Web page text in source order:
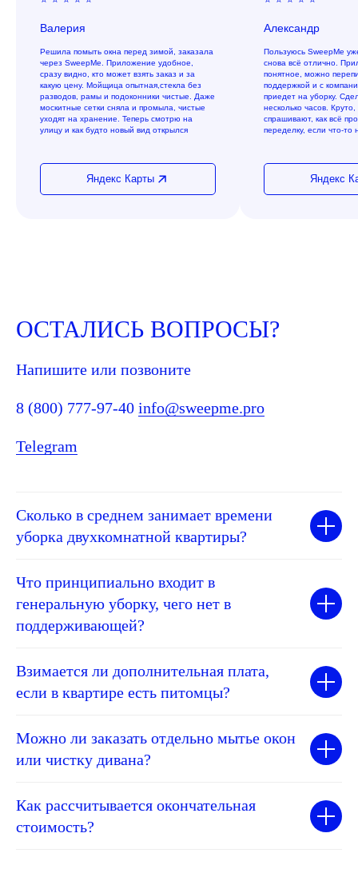
Валерия
Решила помыть окна перед зимой, заказала
через SweepMe. Приложение удобное,
сразу видно, кто может взять заказ и за
какую цену. Мойщица опытная,стекла без
разводов, рамы и подоконники чистые. Даже
москитные сетки сняла и промыла, чистые
уходят на хранение. Теперь смотрю на
улицу и как будто новый вид открылся
Яндекс Карты
Александр
Пользуюсь SweepMe
снова всё отлично.
понятное, можно
поддержкой и с
приедет на уборку.
несколько часов.
спрашивают, как всё
переделку, если что-то
Яндекс
ОСТАЛИСЬ ВОПРОСЫ?
Напишите или позвоните
8 (800) 777-97-40 info@sweepme.pro
Telegram
Сколько в среднем занимает времени
уборка двухкомнатной квартиры?
Что принципиально входит в
генеральную уборку, чего нет в
поддерживающей?
Взимается ли дополнительная плата,
если в квартире есть питомцы?
Можно ли заказать отдельно мытье окон
или чистку дивана?
Как рассчитывается окончательная
стоимость?